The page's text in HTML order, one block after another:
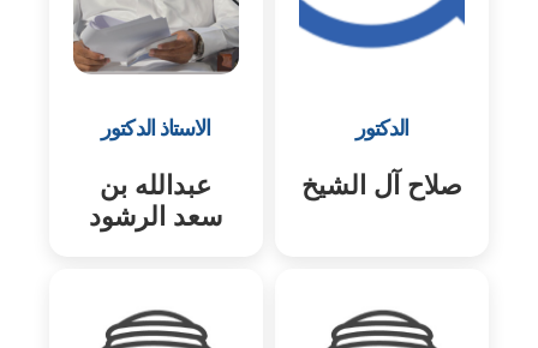
الدكتور
صلاح آل الشيخ
الاستاذ الدكتور
عبدالله بن
سعد الرشود